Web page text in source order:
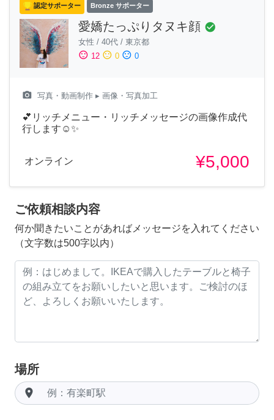
認定サポーター Bronze サポーター
愛嬌たっぷりタヌキ顔 check_circle
女性 / 40代 / 東京都
sentiment_satisfied 12 sentiment_neutral 0 sentiment_dissatisfied 0
camera_alt 写真・動画制作 ▸ 画像・写真加工
💕リッチメニュー・リッチメッセージの画像作成代
行します☺️✨
オンライン ¥5,000
ご依頼相談内容
何か聞きたいことがあればメッセージを入れてください
（文字数は500字以内）
場所
room